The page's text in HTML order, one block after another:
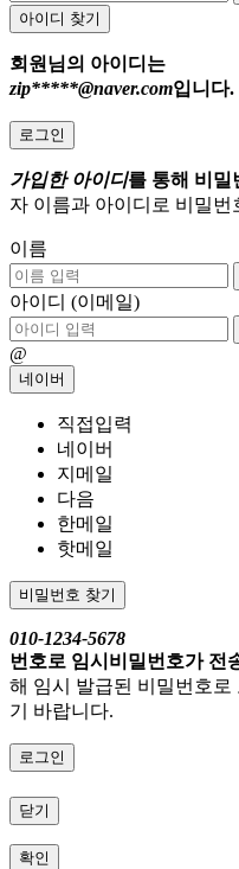
아이디 찾기
회원님의 아이디는
zip*****@naver.com입니다.
로그인
가입한 아이디를 통해 비밀
자 이름과 아이디로 비밀
이름
아이디 (이메일)
@
네이버
직접입력
네이버
지메일
다음
한메일
핫메일
비밀번호 찾기
010-1234-5678
번호로 임시비밀번호가 전
해 임시 발급된 비밀번호로
기 바랍니다.
로그인
닫기
확인